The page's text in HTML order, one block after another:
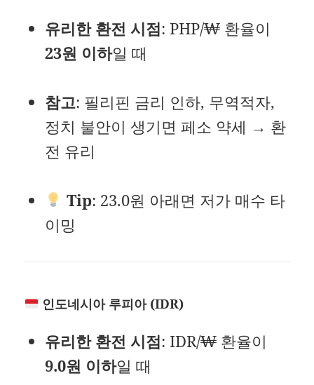
유리한 환전 시점: PHP/₩ 환율이
23원 이하일 때
참고: 필리핀 금리 인하, 무역적자,
정치 불안이 생기면 페소 약세 → 환
전 유리
Tip: 23.0원 아래면 저가 매수 타
이밍
인도네시아 루피아 (IDR)
유리한 환전 시점: IDR/₩ 환율이
9.0원 이하일 때